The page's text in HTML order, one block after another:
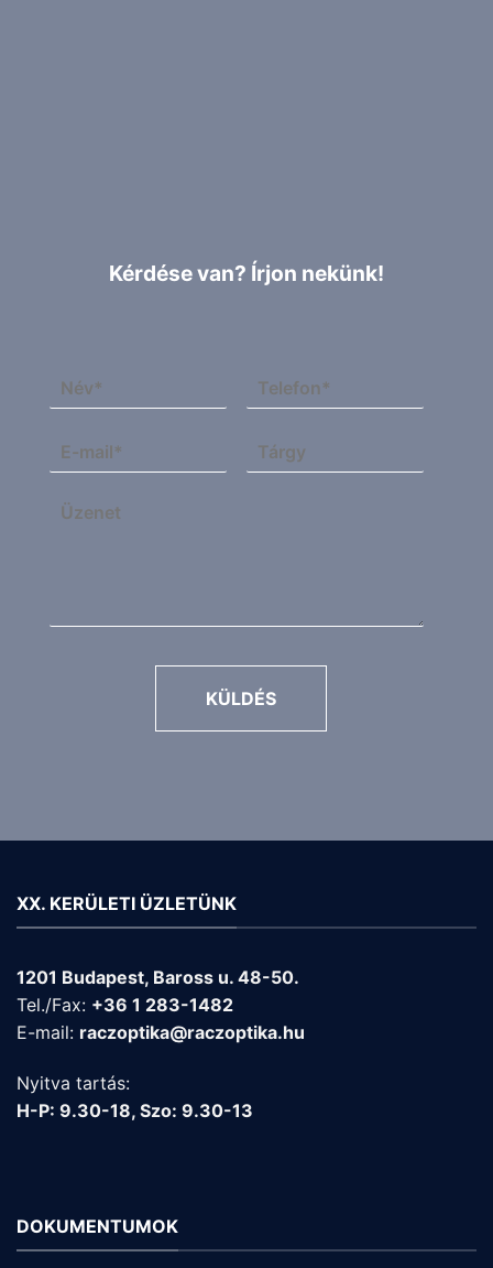
Kérdése van? Írjon nekünk!
KÜLDÉS
XX. KERÜLETI ÜZLETÜNK
1201 Budapest, Baross u. 48-50.
Tel./Fax: +36 1 283-1482
E-mail: raczoptika@raczoptika.hu
Nyitva tartás:
H-P: 9.30-18, Szo: 9.30-13
DOKUMENTUMOK